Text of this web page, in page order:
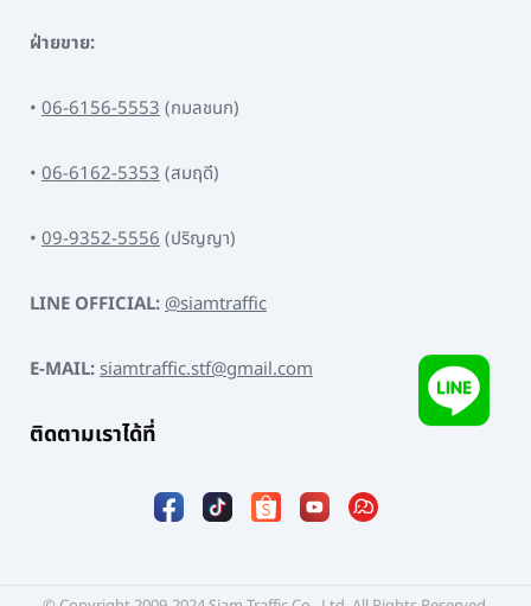
ฝ่ายขาย:
• 06-6156-5553(กมลชนก)
• 06-6162-5353(สมฤดี)
• 09-9352-5556(ปริญญา)
LINE OFFICIAL:@siamtraffic
E-MAIL:siamtraffic.stf@gmail.com
ติดตามเราได้ที่